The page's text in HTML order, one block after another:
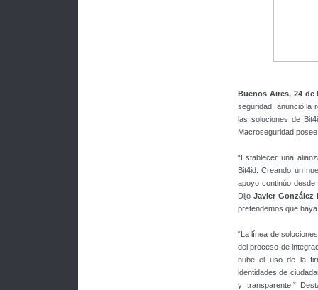
Buenos Aires, 24 de
seguridad, anunció la
las soluciones de
Macroseguridad
“Establecer una
Bit4id. Creando un
apoyo continúo desde
Dijo Javier González
pretendemos que
“La línea de
del proceso de
nube el uso de la
identidades de
y transparente.”